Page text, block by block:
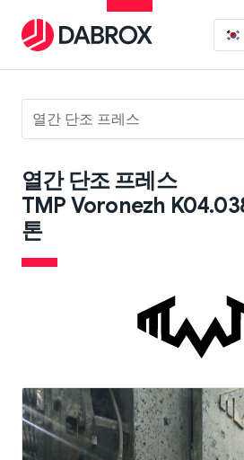
열간 단조 프레스
열간 단조 프레스
TMP Voronezh
톤